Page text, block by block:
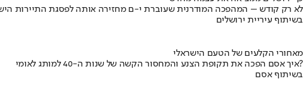
לא רק קודש – המהפכה המודרנית שעוברת י-ם מחזירה אותה לפסגת התיירות
בשיתוף עיריית ירושלים
מאחורי הקלעים של הטעם הישראלי
איך אסם הפכה את תקופת הצנע והמחסור הקשה של שנות ה-40 למותג לאומי?
בשיתוף אסם